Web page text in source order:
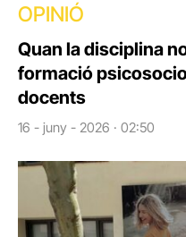
OPINIÓ
Quan la disciplina
formació
docents
16 - juny - 2026 · 02:50